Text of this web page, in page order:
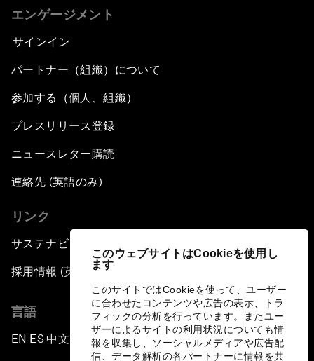
このウェブサイトはCookieを使用し
ます
このサイトではCookieを使って、ユーザー
に合わせたコンテンツや広告の表示、トラ
フィックの分析を行っています。またユー
ザーによるサイトの利用状況についても情
報を収集し、ソーシャルメディアや広告配
信、データ解析の各パートナーに情報を共
エンゲージメント
サインイン
パートナー（組織）について
参加する（個人、組織）
プレスリリース登録
ニュースレター購読
連絡先 (英語のみ)
リンク
サステナビリティへの取り組み
採用情報 (英語のみ)
言語
EN ▪ ES▪中文▪ 日本語